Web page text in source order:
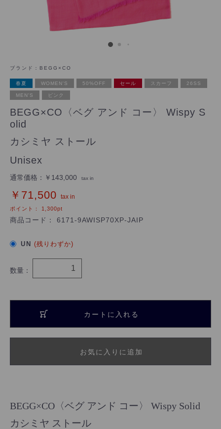
ブランド： BEGG×CO
春夏 WOMEN'S 50%OFF セール スカーフ 26SS
MEN'S ピンク
BEGG×CO〈ベグ アンド コー〉 Wispy S
olid
カシミヤ ストール
Unisex
通常価格： ￥143,000 tax in
￥71,500 tax in
ポイント： 1,300pt
商品コード： 6171-9AWISP70XP-JAIP
UN (残りわずか)
数量：
カートに入れる
お気に入りに追加
BEGG×CO〈ベグ アンド コー〉 Wispy Solid
カシミヤ ストール